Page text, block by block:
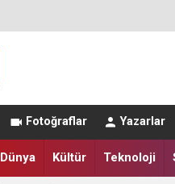
Fotoğraflar Yazarlar
Dünya Kültür Teknoloji